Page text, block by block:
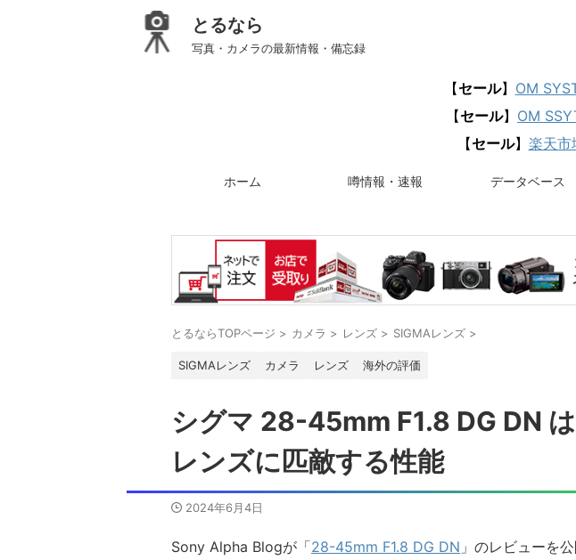
とるなら
写真・カメラの最新情報・備忘録
【セール】 OM
【セール】 OM
【セール】 楽天市
ホーム 噂情報・速報 データベース
とるならTOPページ > カメラ > レンズ > SIGMAレンズ >
SIGMAレンズ カメラ レンズ 海外の評価
シグマ 28-45mm F1.8 DG DN
レンズに匹敵する性能
2024年6月4日
Sony Alpha Blogが「28-45mm F1.8 DG DN 」のレビューを